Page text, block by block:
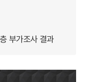
부가조사 결과